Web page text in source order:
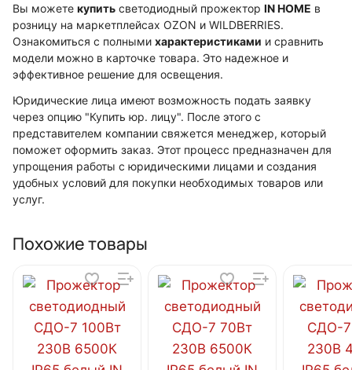
Вы можете купить светодиодный прожектор IN HOME в
розницу на маркетплейсах OZON и WILDBERRIES.
Ознакомиться с полными характеристиками и сравнить
модели можно в карточке товара. Это надежное и
эффективное решение для освещения.
Юридические лица имеют возможность подать заявку
через опцию "Купить юр. лицу". После этого с
представителем компании свяжется менеджер, который
поможет оформить заказ. Этот процесс предназначен для
упрощения работы с юридическими лицами и создания
удобных условий для покупки необходимых товаров или
услуг.
Похожие товары